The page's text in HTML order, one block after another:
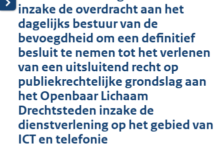
inzake de overdracht aan het
dagelijks bestuur van de
bevoegdheid om een definitief
besluit te nemen tot het verlenen
van een uitsluitend recht op
publiekrechtelijke grondslag aan
het Openbaar Lichaam
Drechtsteden inzake de
dienstverlening op het gebied van
ICT en telefonie